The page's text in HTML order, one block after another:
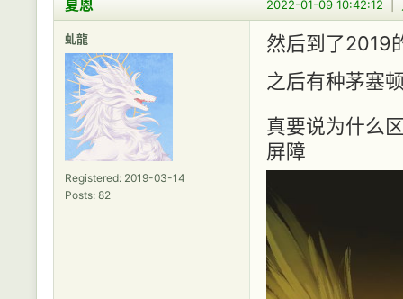
2022-01-09 10:42:12
夏恩
虬龍
Registered: 2019-03-14
Posts: 82
然后到了2019
之后有种茅塞
真要说为什么
屏障